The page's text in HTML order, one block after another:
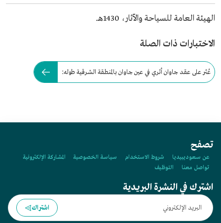
الهيئة العامة للسياحة والآثار، 1430هـ.
الاختبارات ذات الصلة
عُثر على عقد جاوان أثري في عين جاوان بالمنطقة الشرقية طوله:
تصفح
عن سعوديبيديا شروط الاستخدام سياسة الخصوصية
المشاركة الإلكترونية
تواصل معنا
التوظيف
اشترك في النشرة البريدية
اشتراك